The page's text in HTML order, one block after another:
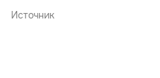
Источник